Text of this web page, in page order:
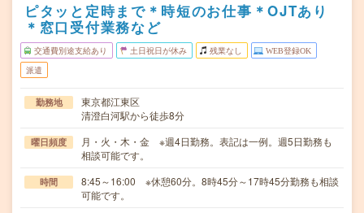
ピタッと定時まで＊時短のお仕事＊OJTあり
＊窓口受付業務など
交通費別途支給あり 土日祝日が休み 残業なし WEB登録OK
派遣
勤務地
東京都江東区
清澄白河駅から徒歩8分
曜日頻度
月・火・木・金 ※週4日勤務。表記は一例。週5日勤務も
相談可能です。
時間
8:45～16:00 ※休憩60分。8時45分～17時45分勤務も相談
可能です。